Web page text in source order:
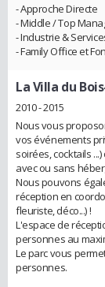
- Approche Directe
- Middle / Top
- Industrie &
- Family Office et
La Villa du
2010 - 2015
Nous vous
vos événements
soirées, cocktails
avec ou sans
Nous pouvons
réception en
fleuriste, déco...) !
L'espace de
personnes au
Le parc vous
personnes.